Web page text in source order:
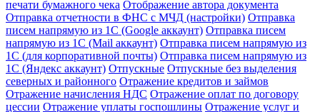
печати бумажного чека Отображение автора документа
Отправка отчетности в ФНС с МЧД (настройки) Отправка
писем напрямую из 1С (Google аккаунт) Отправка писем
напрямую из 1С (Mail аккаунт) Отправка писем напрямую из
1С (для корпоративной почты) Отправка писем напрямую из
1С (Яндекс аккаунт) Отпускные Отпускные без выделения
северных и районного Отражение кредитов и займов
Отражение начисления НДС Отражение оплат по договору
цессии Отражение уплаты госпошлины Отражение услуг и